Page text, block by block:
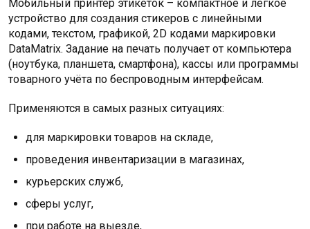
Мобильный принтер этикеток – компактное и лёгкое
устройство для создания стикеров с линейными
кодами, текстом, графикой, 2D кодами маркировки
DataMatrix. Задание на печать получает от компьютера
(ноутбука, планшета, смартфона), кассы или программы
товарного учёта по беспроводным интерфейсам.
Применяются в самых разных ситуациях:
для маркировки товаров на складе,
проведения инвентаризации в магазинах,
курьерских служб,
сферы услуг,
при работе на выезде,